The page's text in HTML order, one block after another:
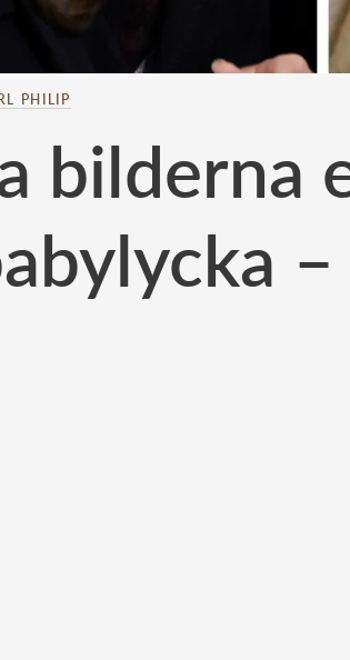
PHILIP
bilderna